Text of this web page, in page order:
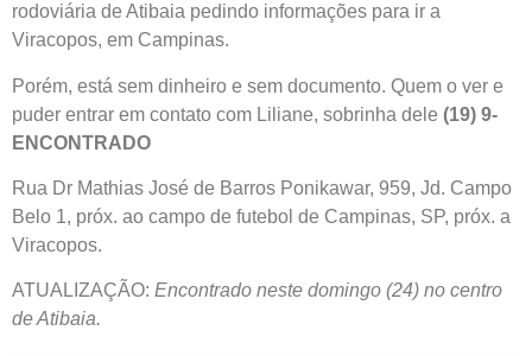
rodoviária de Atibaia pedindo informações para ir a
Viracopos, em Campinas.
Porém, está sem dinheiro e sem documento. Quem o ver e
puder entrar em contato com Liliane, sobrinha dele (19) 9-
ENCONTRADO
Rua Dr Mathias José de Barros Ponikawar, 959, Jd. Campo
Belo 1, próx. ao campo de futebol de Campinas, SP, próx. a
Viracopos.
ATUALIZAÇÃO: Encontrado neste domingo (24) no centro
de Atibaia.